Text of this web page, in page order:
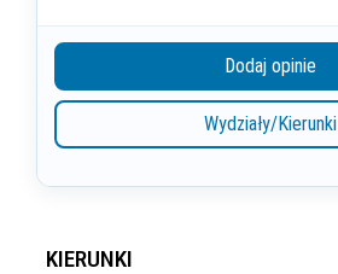
Dodaj opinie
Wydziały/Kierunki
KIERUNKI